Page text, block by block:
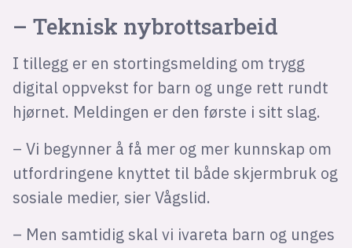
– Teknisk nybrottsarbeid
I tillegg er en stortingsmelding om trygg
digital oppvekst for barn og unge rett rundt
hjørnet. Meldingen er den første i sitt slag.
– Vi begynner å få mer og mer kunnskap om
utfordringene knyttet til både skjermbruk og
sosiale medier, sier Vågslid.
– Men samtidig skal vi ivareta barn og unges